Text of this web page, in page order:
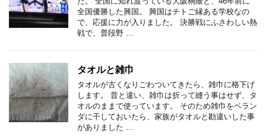
全国優勝した興国。 興国はチトご縁ある学校なの
で、応援に力が入りました。 決勝戦にふさわしい熱
戦で、普段野 …
タオルと雑巾
タオルが古くなりごわついてきたら、雑巾に格下げ
します。 昔と違い、雑巾は折って縫う事はせず、タ
オルのままで使っています。 そのため雑巾をベラン
ダに干しておいたら、家族がタオルと勘違いした事
がありました …